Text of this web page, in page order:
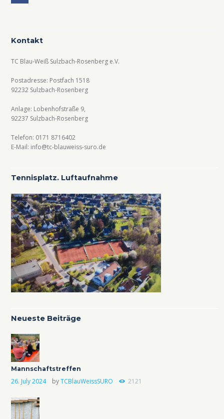
Kontakt
TC Blau-Weiß Sulzbach-Rosenberg e.V.
Postadresse: Postfach 1518
92232 Sulzbach-Rosenberg
Anlage: Lobenhofstraße 9,
92237 Sulzbach-Rosenberg
Telefon: 0171 8716402
E-Mail: info@tc-blauweiss-suro.de
Tennisplatz. Luftaufnahme
Neueste Beiträge
Mannschaftstreffen
26. July 2024 byTCBlauWeissSURO 2121